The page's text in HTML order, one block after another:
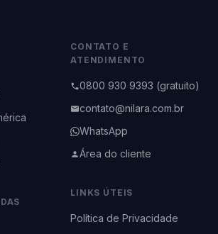
CONTATO E
ATENDIMENTO
0800 930 9393 (gratuito)
contato@nilara.com.br
WhatsApp
Área do cliente
LINKS ÚTEIS
Política de Privacidade